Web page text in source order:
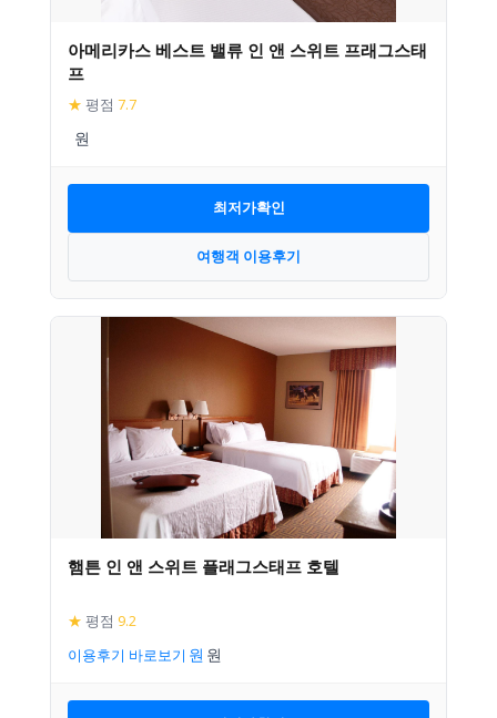
아메리카스 베스트 밸류 인 앤 스위트 프래그스태
프
★ 평점 7.7
최저가확인
여행객 이용후기
햄튼 인 앤 스위트 플래그스태프 호텔
★ 평점 9.2
이용후기 바로보기